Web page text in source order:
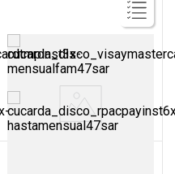
Ver
Producto